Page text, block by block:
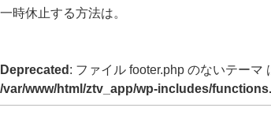
一時休止する方法は。
Deprecated : ファイル footer.php のないテーマ
/var/www/html/ztv_app/wp-includes/